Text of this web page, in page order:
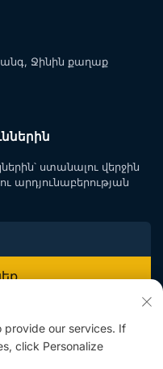
Ջինին քաղաք
ստանալու վերջին
արդյունաբերության
և օգտվեք
provide our services. If
click Personalize